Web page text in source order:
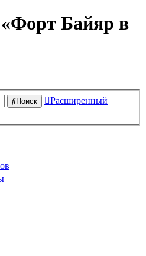
Байяр в
Поиск
Расширенный